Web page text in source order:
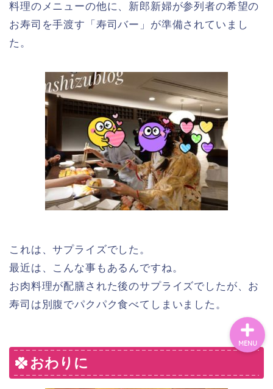
料理のメニューの他に、新郎新婦が参列者の希望の
お寿司を手渡す「寿司バー」が準備されていまし
た。
これは、サプライズでした。
最近は、こんな事もあるんですね。
お肉料理が配膳された後のサプライズでしたが、お
寿司は別腹でパクパク食べてしまいました。
おわりに
MENU
ホーム
シンママライフ